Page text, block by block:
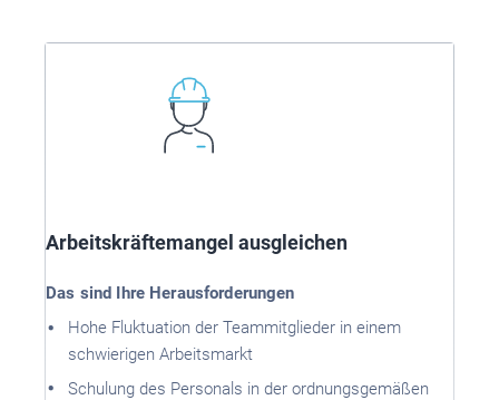
Arbeitskräftemangel ausgleichen
Das sind Ihre Herausforderungen
Hohe Fluktuation der Teammitglieder in einem
schwierigen Arbeitsmarkt
Schulung des Personals in der ordnungsgemäßen